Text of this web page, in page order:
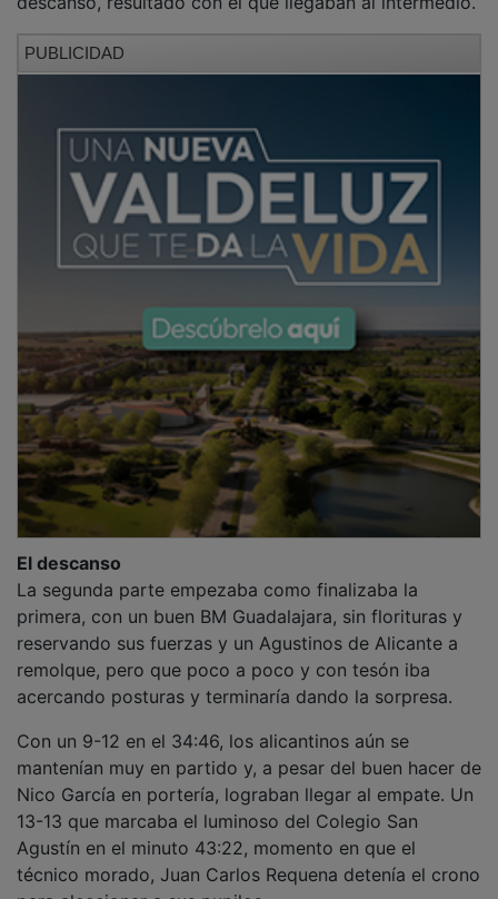
La segunda parte empezaba como finalizaba la
primera, con un buen BM Guadalajara, sin florituras y
reservando sus fuerzas y un Agustinos de Alicante a
remolque, pero que poco a poco y con tesón iba
acercando posturas y terminaría dando la sorpresa.
mantenían muy en partido y, a pesar del buen hacer de
Nico García en portería, lograban llegar al empate. Un
13-13 que marcaba el luminoso del Colegio San
Agustín en el minuto 43:22, momento en que el
técnico morado, Juan Carlos Requena detenía el crono
para aleccionar a sus pupilos.